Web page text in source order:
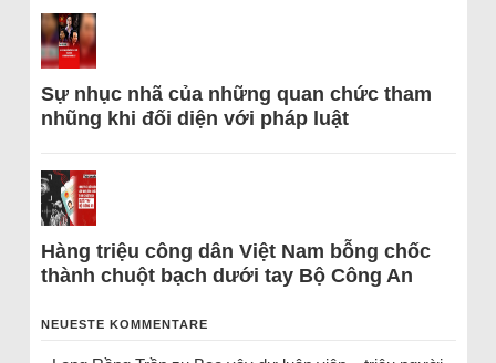
Sự nhục nhã của những quan chức tham
nhũng khi đối diện với pháp luật
Hàng triệu công dân Việt Nam bỗng chốc
thành chuột bạch dưới tay Bộ Công An
NEUESTE KOMMENTARE